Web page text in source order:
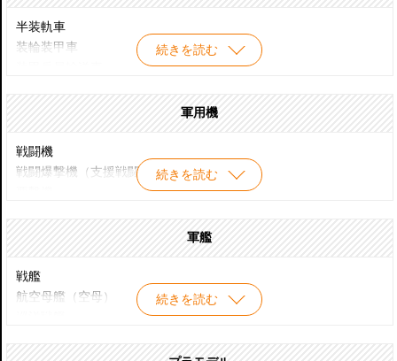
(その他)
対空戦車
地雷処理戦車
回収戦車
続きを読む
半装軌車
装輪装甲車
水陸両用車
歩兵機動車
軍用機
続きを読む
戦闘機
戦闘爆撃機（支援戦闘機）
観測機
電子戦機
軍艦
続きを読む
戦艦
航空母艦（空母）